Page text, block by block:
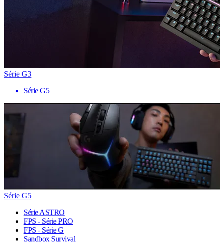
Série G3
Série G5
Série G5
Série ASTRO
FPS - Série PRO
FPS - Série G
Sandbox Survival